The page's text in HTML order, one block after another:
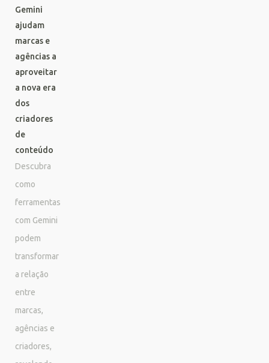
Gemini
ajudam
marcas e
agências a
aproveitar
a nova era
dos
criadores
de
conteúdo
Descubra
como
ferramentas
com Gemini
podem
transformar
a relação
entre
marcas,
agências e
criadores,